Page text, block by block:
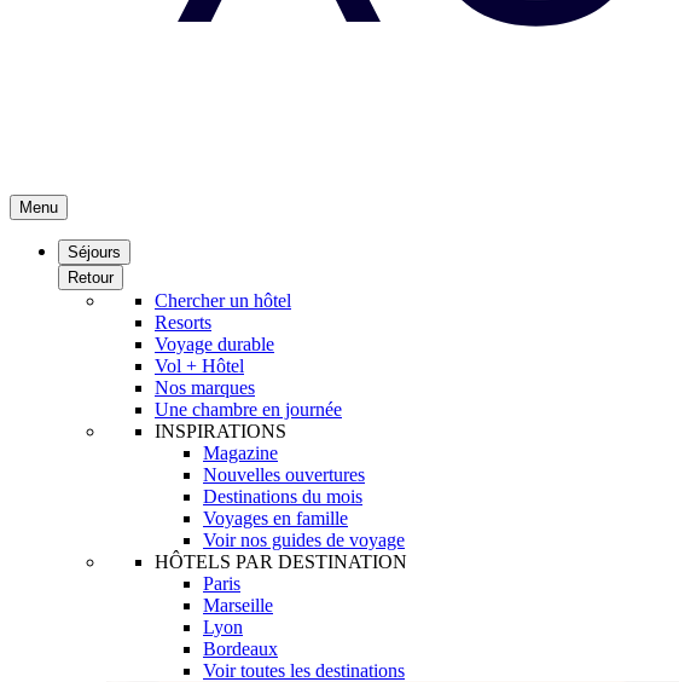
Menu
Séjours
Retour
Chercher un hôtel
Resorts
Voyage durable
Vol + Hôtel
Nos marques
Une chambre en journée
INSPIRATIONS
Magazine
Nouvelles ouvertures
Destinations du mois
Voyages en famille
Voir nos guides de voyage
HÔTELS PAR DESTINATION
Paris
Marseille
Lyon
Bordeaux
Voir toutes les destinations